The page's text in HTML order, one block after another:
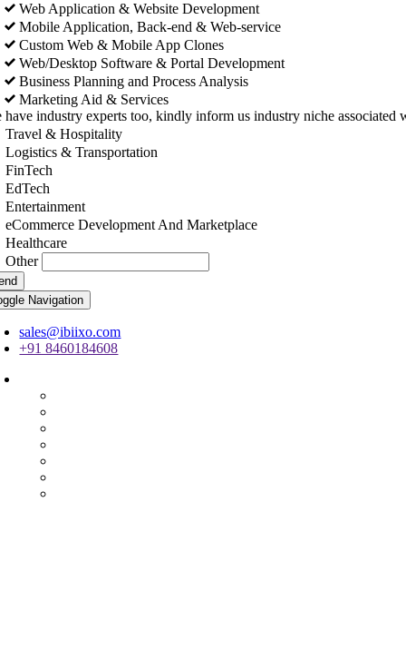
Web Application & Website Development
Mobile Application, Back-end & Web-service
Custom Web & Mobile App Clones
Web/Desktop Software & Portal Development
Business Planning and Process Analysis
Marketing Aid & Services
have industry experts too, kindly inform us industry niche associated
Travel & Hospitality
Logistics & Transportation
FinTech
EdTech
Entertainment
eCommerce Development And Marketplace
Healthcare
Other
Navigation
sales@ibiixo.com
+91 8460184608